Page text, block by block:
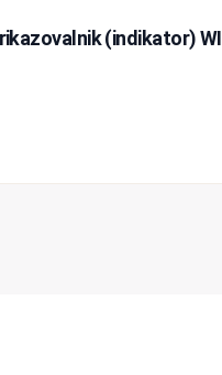
(indikator)